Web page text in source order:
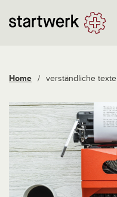
Home / verständliche texte